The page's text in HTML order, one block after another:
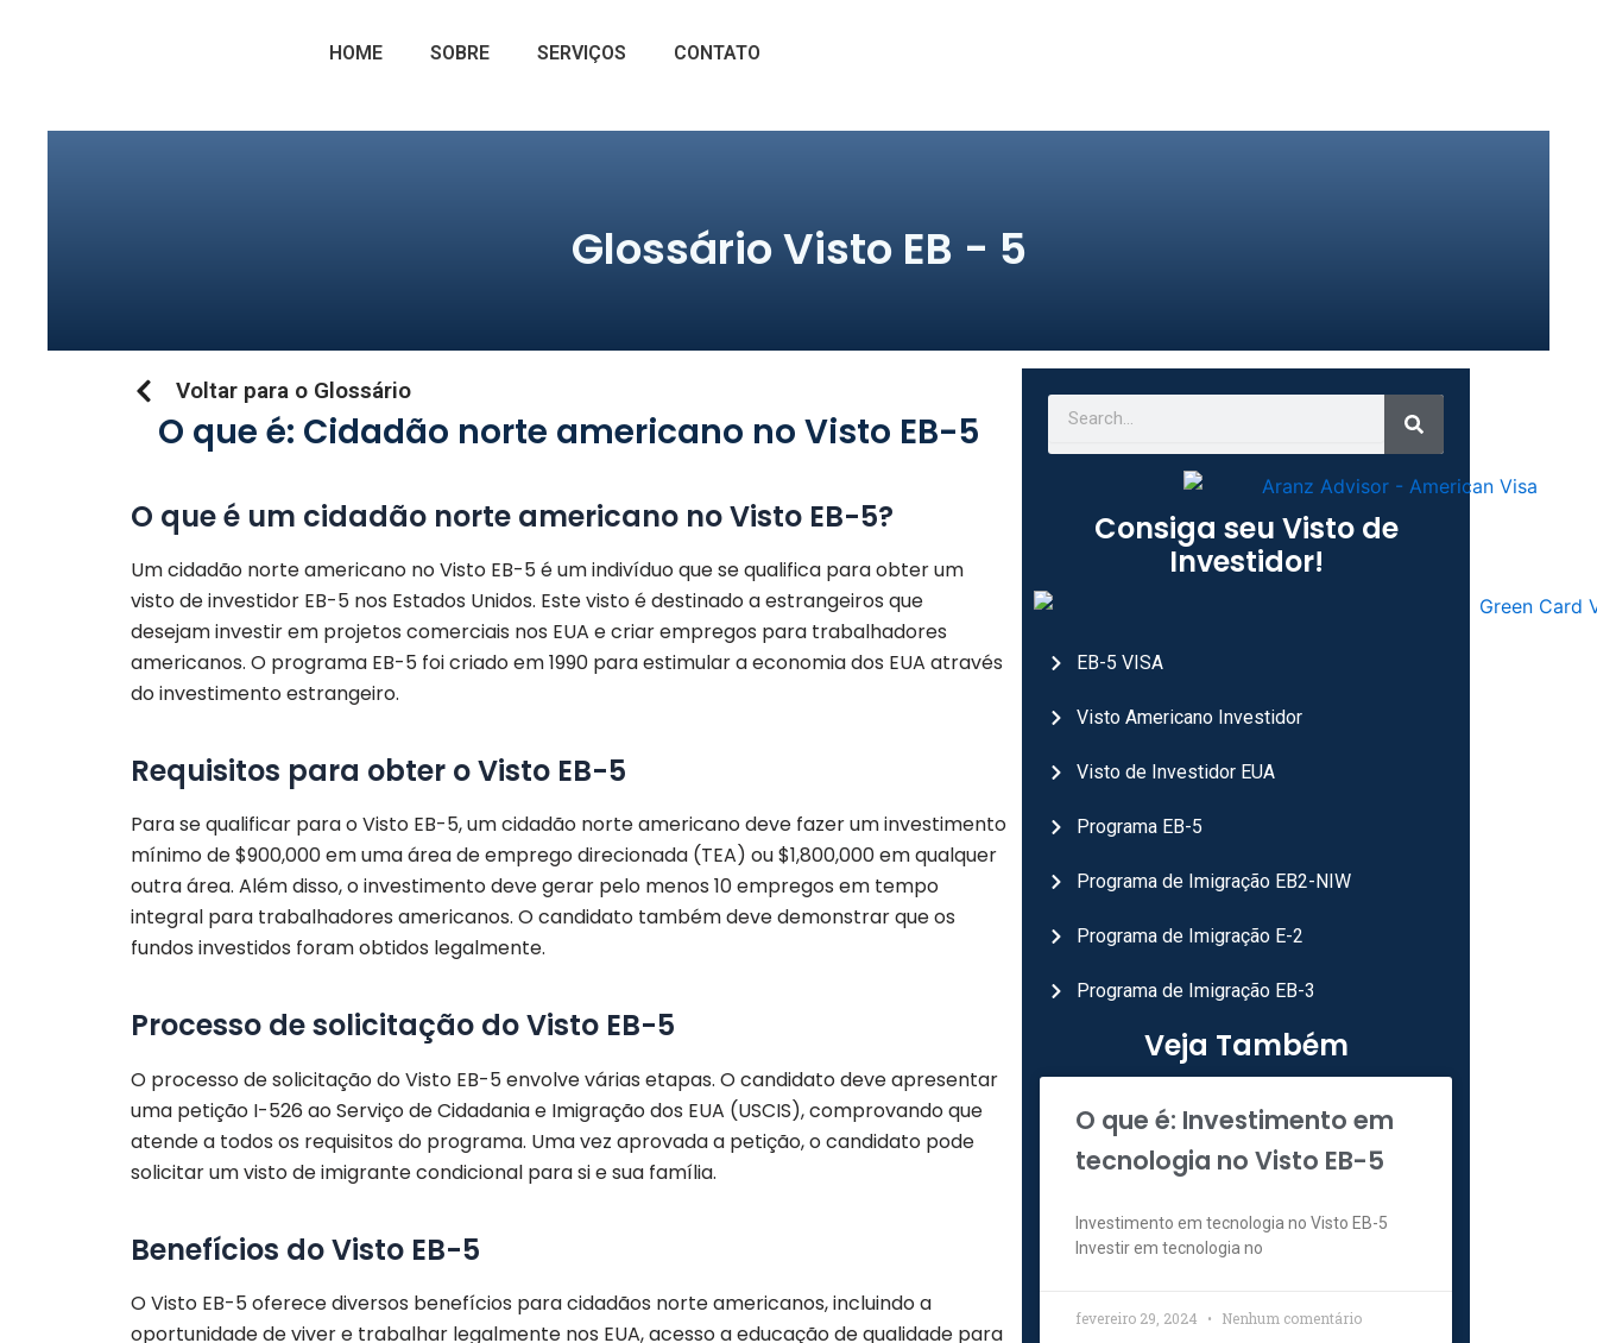
HOME SOBRE SERVIÇOS CONTATO
Glossário Visto EB - 5
Voltar para o Glossário
O que é: Cidadão norte americano no Visto EB-5
O que é um cidadão norte americano no Visto EB-5?
Um cidadão norte americano no Visto EB-5 é um indivíduo que se qualifica para obter um
visto de investidor EB-5 nos Estados Unidos. Este visto é destinado a estrangeiros que
desejam investir em projetos comerciais nos EUA e criar empregos para trabalhadores
americanos. O programa EB-5 foi criado em 1990 para estimular a economia dos EUA através
do investimento estrangeiro.
Requisitos para obter o Visto EB-5
Para se qualificar para o Visto EB-5, um cidadão norte americano deve fazer um investimento
mínimo de $900,000 em uma área de emprego direcionada (TEA) ou $1,800,000 em qualquer
outra área. Além disso, o investimento deve gerar pelo menos 10 empregos em tempo
integral para trabalhadores americanos. O candidato também deve demonstrar que os
fundos investidos foram obtidos legalmente.
Processo de solicitação do Visto EB-5
O processo de solicitação do Visto EB-5 envolve várias etapas. O candidato deve apresentar
uma petição I-526 ao Serviço de Cidadania e Imigração dos EUA (USCIS), comprovando que
atende a todos os requisitos do programa. Uma vez aprovada a petição, o candidato pode
solicitar um visto de imigrante condicional para si e sua família.
Benefícios do Visto EB-5
O Visto EB-5 oferece diversos benefícios para cidadãos norte americanos, incluindo a
oportunidade de viver e trabalhar legalmente nos EUA, acesso a educação de qualidade para
Search
Consiga seu Visto de
Investidor!
EB-5 VISA
Visto Americano Investidor
Visto de Investidor EUA
Programa EB-5
Programa de Imigração EB2-NIW
Programa de Imigração E-2
Programa de Imigração EB-3
Veja Também
O que é: Investimento em
tecnologia no Visto EB-5
Investimento em tecnologia no Visto EB-5
Investir em tecnologia no
fevereiro 29, 2024 Nenhum comentário